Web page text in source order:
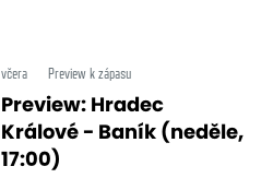
včera Preview k zápasu
Preview: Hradec
Králové - Baník (neděle,
17:00)